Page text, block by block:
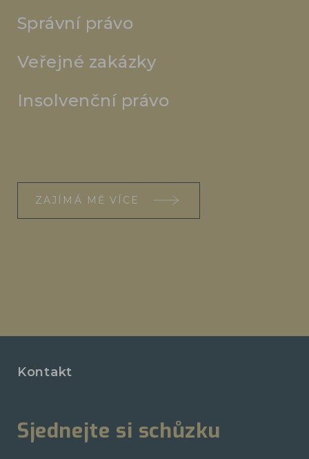
Správní právo
Veřejné zakázky
Insolvenční právo
ZAJÍMÁ MĚ VÍCE
Kontakt
Sjednejte si schůzku